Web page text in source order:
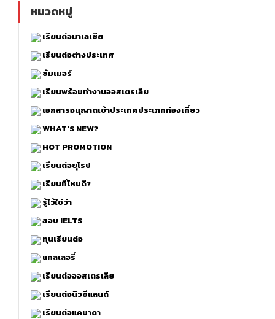
หมวดหมู่
เรียนต่อมาเลเซีย
เรียนต่อต่างประเทศ
ซัมเมอร์
เรียนพร้อมทำงานออสเตรเลีย
เอกสารอนุญาตเข้าประเทศประเภทท่องเที่ยว
WHAT'S NEW?
HOT PROMOTION
เรียนต่อยุโรป
เรียนที่ไหนดี?
รู้ไว้ใช่ว่า
สอบ IELTS
ทุนเรียนต่อ
แกลเลอรี่
เรียนต่อออสเตรเลีย
เรียนต่อนิวซีแลนด์
เรียนต่อแคนาดา